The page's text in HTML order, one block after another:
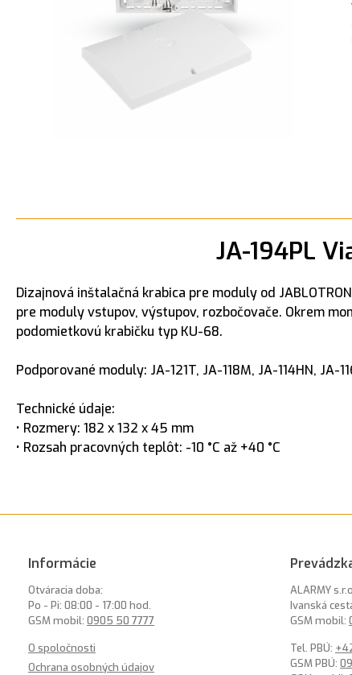
JA-194PL
Dizajnová inštalačná krabica pre moduly od
pre moduly vstupov, výstupov, rozbočovače. Okrem
podomietkovú krabičku typ KU-68.
Podporované moduly: JA-121T, JA-118M, JA-114HN, JA-
Technické údaje:
• Rozmery: 182 x 132 x 45 mm
• Rozsah pracovných teplôt: -10 °C až +40 °C
Informácie
Otváracia doba:
Po - Pi: 08:00 - 17:00 hod.
GSM mobil: 0905 50 7777
O spoločnosti
Ochrana osobných údajov
ALARMY
Ivanská
GSM mobil:
Tel. PBÚ:
GSM PBÚ: